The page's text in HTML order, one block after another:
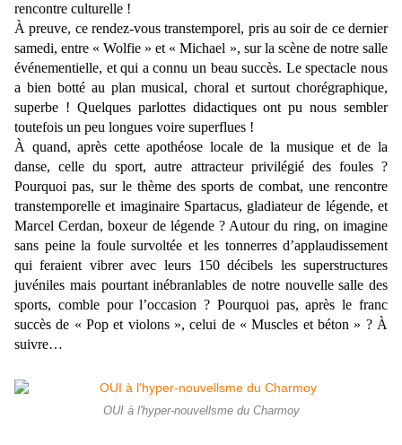
rencontre culturelle !
À preuve, ce rendez-vous transtemporel, pris au soir de ce dernier
samedi, entre « Wolfie » et « Michael », sur la scène de notre salle
événementielle, et qui a connu un beau succès. Le spectacle nous
a bien botté au plan musical, choral et surtout chorégraphique,
superbe ! Quelques parlottes didactiques ont pu nous sembler
toutefois un peu longues voire superflues !
À quand, après cette apothéose locale de la musique et de la
danse, celle du sport, autre attracteur privilégié des foules ?
Pourquoi pas, sur le thème des sports de combat, une rencontre
transtemporelle et imaginaire Spartacus, gladiateur de légende, et
Marcel Cerdan, boxeur de légende ? Autour du ring, on imagine
sans peine la foule survoltée et les tonnerres d’applaudissement
qui feraient vibrer avec leurs 150 décibels les superstructures
juvéniles mais pourtant inébranlables de notre nouvelle salle des
sports, comble pour l’occasion ? Pourquoi pas, après le franc
succès de « Pop et violons », celui de « Muscles et béton » ? À
suivre…
OUI à l'hyper-nouvellsme du Charmoy